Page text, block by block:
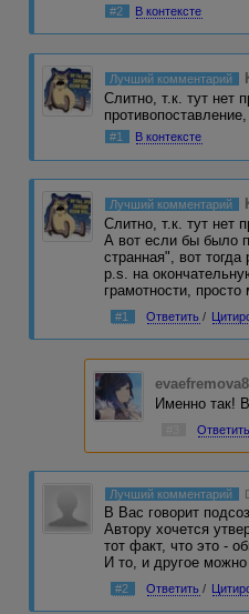
#2 В контексте
Лучший комментарий
Слитно, т.к. тут нет
#1 В контексте
Лучший комментарий
Слитно, т.к. тут нет
А вот если бы было
странная", вот тогда
p.s. на
грамотности,
#1 Ответить /
Именно так!
Ответить
Лучший комментарий
В Вас говорит
Автору хочется
тот факт, что это -
И то, и другое
#2 Ответить /